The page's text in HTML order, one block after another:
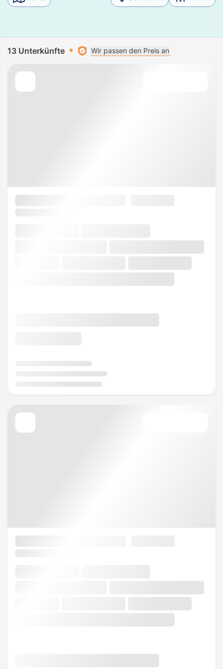
13 Unterkünfte Wir passen den Preis an